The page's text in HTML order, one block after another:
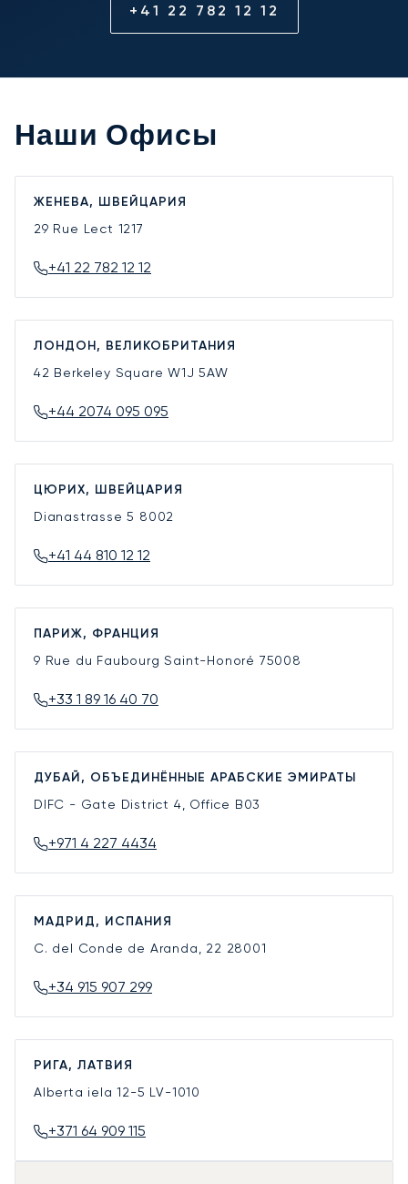
+41 22 782 12 12
Наши Офисы
ЖЕНЕВА, ШВЕЙЦАРИЯ
29 Rue Lect 1217
+41 22 782 12 12
ЛОНДОН, ВЕЛИКОБРИТАНИЯ
42 Berkeley SquareW1J 5AW
+44 2074 095 095
ЦЮРИХ, ШВЕЙЦАРИЯ
Dianastrasse 5 8002
+41 44 810 12 12
ПАРИЖ, ФРАНЦИЯ
9 Rue du Faubourg Saint-Honoré 75008
+33 1 89 16 40 70
ДУБАЙ, ОБЪЕДИНЁННЫЕ АРАБСКИЕ ЭМИРАТЫ
DIFC - Gate District 4, Office B03
+971 4 227 4434
МАДРИД, ИСПАНИЯ
C. del Conde de Aranda, 22 28001
+34 915 907 299
РИГА, ЛАТВИЯ
Alberta iela 12-5 LV-1010
+371 64 909 115